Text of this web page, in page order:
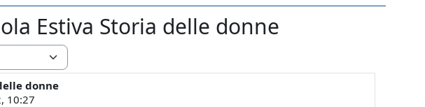
Estiva Storia delle donne
donne
10:27